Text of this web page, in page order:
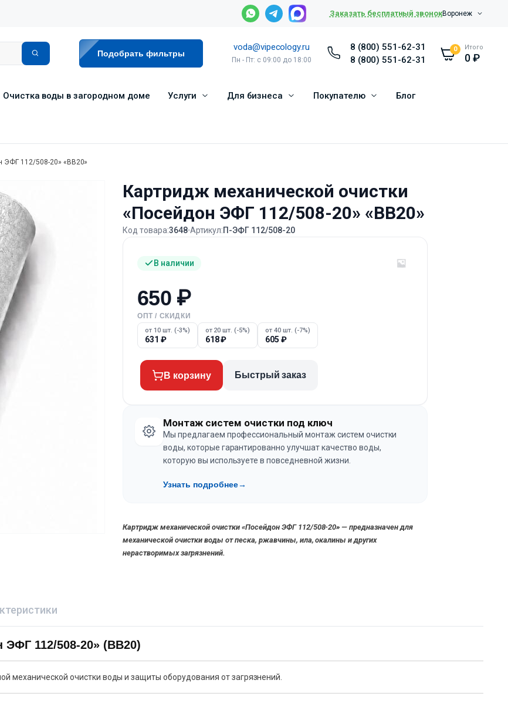
Заказать бесплатный звонокВоронеж
Подобрать фильтры
voda@vipecology.ru
Пн - Пт: с 09:00 до 18:00
8 (800) 551-62-31
8 (800) 551-62-31
0 Итого
0₽
Очистка воды в загородном доме Услуги Для бизнеса Покупателю Блог
ЭФГ 112/508-20» «ВВ20»
Картридж механической очистки
«Посейдон ЭФГ 112/508-20» «ВВ20»
Код товара:3648 Артикул:П-ЭФГ 112/508-20
В наличии
650 ₽
ОПТ / СКИДКИ
от 10 шт. (-3%)
631 ₽
от 20 шт. (-5%)
618₽
от 40 шт. (-7%)
605₽
В корзину Быстрый заказ
Монтаж систем очистки под ключ
Мы предлагаем профессиональный монтаж систем очистки
воды, которые гарантированно улучшат качество воды,
которую вы используете в повседневной жизни.
Узнать подробнее→
Картридж механической очистки «Посейдон ЭФГ 112/508-20» — предназначен для
механической очистки воды от песка, ржавчины, ила, окалины и других
нерастворимых загрязнений.
112/508-20» (BB20)
механической очистки воды и защиты оборудования от загрязнений.